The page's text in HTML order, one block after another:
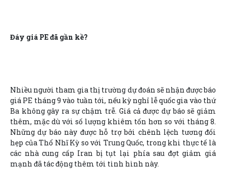
Đáy giá PE đã gần kề?
Nhiều người tham gia thị trường dự đoán sẽ nhận được báo
giá PE tháng 9 vào tuần tới, nếu kỳ nghỉ lễ quốc gia vào thứ
Ba không gây ra sự chậm trễ. Giá cả được dự báo sẽ giảm
thêm, mặc dù với số lượng khiêm tốn hơn so với tháng 8.
Những dự báo này được hỗ trợ bởi chênh lệch tương đối
hẹp của Thổ Nhĩ Kỳ so với Trung Quốc, trong khi thực tế là
các nhà cung cấp Iran bị tụt lại phía sau đợt giảm giá
mạnh đã tác động thêm tới tình hình này.